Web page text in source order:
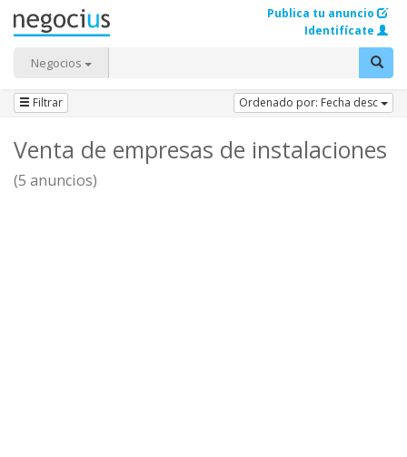
Negocios
Publica tu anuncio
Identifícate
Filtrar Ordenado por: Fecha desc
Venta de empresas de instalaciones
(5 anuncios)